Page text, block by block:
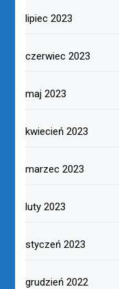
lipiec 2023
czerwiec 2023
maj 2023
kwiecień 2023
marzec 2023
luty 2023
styczeń 2023
grudzień 2022